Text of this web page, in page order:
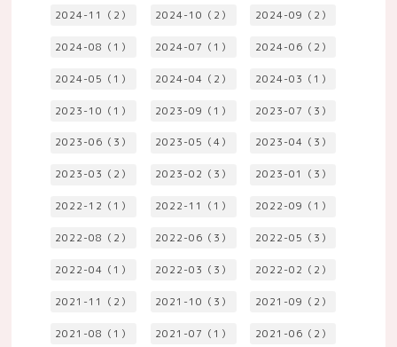
2024-11（2） 2024-10（2） 2024-09（2）
2024-08（1） 2024-07（1） 2024-06（2）
2024-05（1） 2024-04（2） 2024-03（1）
2023-10（1） 2023-09（1） 2023-07（3）
2023-06（3） 2023-05（4） 2023-04（3）
2023-03（2） 2023-02（3） 2023-01（3）
2022-12（1） 2022-11（1） 2022-09（1）
2022-08（2） 2022-06（3） 2022-05（3）
2022-04（1） 2022-03（3） 2022-02（2）
2021-11（2） 2021-10（3） 2021-09（2）
2021-08（1） 2021-07（1） 2021-06（2）